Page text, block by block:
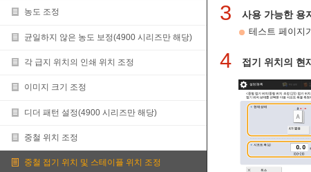
농도 조정
균일하지 않은 농도 보정(4900 시리즈만 해당)
각 급지 위치의 인쇄 위치 조정
이미지 크기 조정
디더 패턴 설정(4900 시리즈만 해당)
중철 위치 조정
중철 접기 위치 및 스테이플 위치 조정
3 사용 가능한 용
테스트 페이지
4 접기 위치의 현